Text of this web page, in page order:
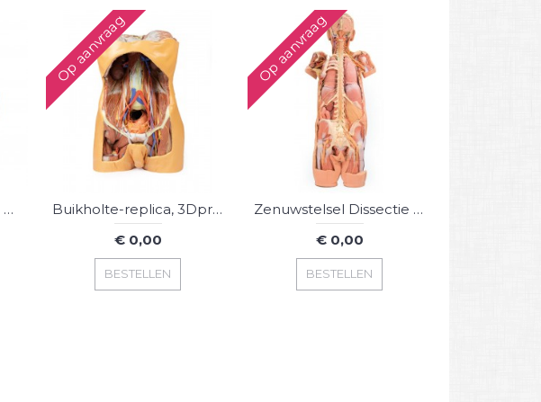
Mannelijk Bekken, 3D Print
Op aanvraag
Buikholte-replica, 3Dprint
€ 0,00
BESTELLEN
Op aanvraag
Zenuwstelsel Dissectie (posterieur aanzicht), 3D Print
€ 0,00
BESTELLEN